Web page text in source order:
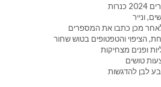
ונייר
מכן כתבו את המספרים
הציפוי והטפטופים בטוש שחור
ופנים מצחיקות
טושים
לבן להדגשות